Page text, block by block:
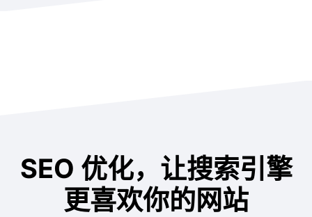
SEO 优化，让搜索引擎
更喜欢你的网站